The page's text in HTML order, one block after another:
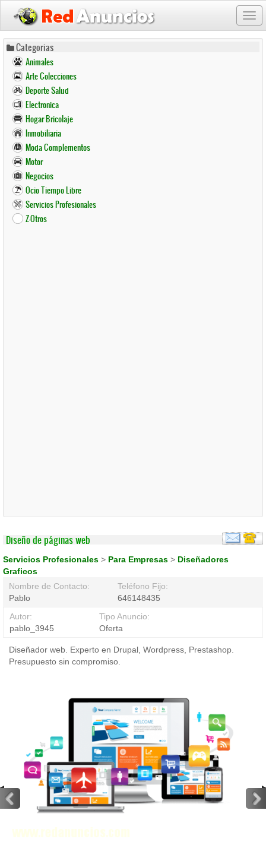
Pasar
contenido
principal
Categorias
Animales
Arte Colecciones
Deporte Salud
Electronica
Hogar Bricolaje
Inmobiliaria
Moda Complementos
Motor
Negocios
Ocio Tiempo Libre
Servicios Profesionales
Z-Otros
Diseño de páginas web
Servicios Profesionales > Para Empresas > Diseñadores
Graficos
Nombre de Contacto:
Pablo
Teléfono Fijo:
646148435
Autor:
pablo_3945
Tipo Anuncio:
Oferta
Diseñador web. Experto en Drupal, Wordpress, Prestashop.
Presupuesto sin compromiso.